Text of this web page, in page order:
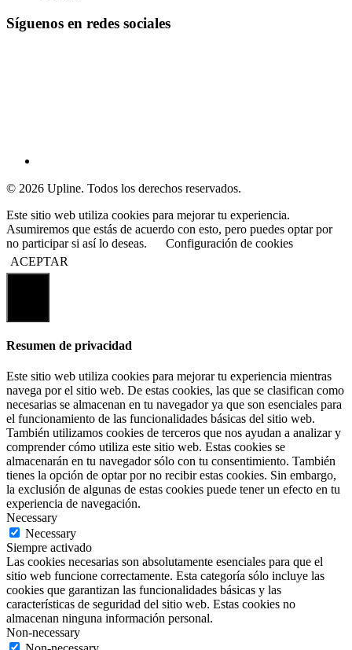
Síguenos en redes sociales
© 2026 Upline. Todos los derechos reservados.
Este sitio web utiliza cookies para mejorar tu experiencia.
Asumiremos que estás de acuerdo con esto, pero puedes optar por
no participar si así lo deseas.
Configuración de cookies
ACEPTAR
Resumen de privacidad
Este sitio web utiliza cookies para mejorar tu experiencia mientras
navega por el sitio web. De estas cookies, las que se clasifican como
necesarias se almacenan en tu navegador ya que son esenciales para
el funcionamiento de las funcionalidades básicas del sitio web.
También utilizamos cookies de terceros que nos ayudan a analizar y
comprender cómo utiliza este sitio web. Estas cookies se
almacenarán en tu navegador sólo con tu consentimiento. También
tienes la opción de optar por no recibir estas cookies. Sin embargo,
la exclusión de algunas de estas cookies puede tener un efecto en tu
experiencia de navegación.
Necessary
Necessary
Siempre activado
Las cookies necesarias son absolutamente esenciales para que el
sitio web funcione correctamente. Esta categoría sólo incluye las
cookies que garantizan las funcionalidades básicas y las
características de seguridad del sitio web. Estas cookies no
almacenan ninguna información personal.
Non-necessary